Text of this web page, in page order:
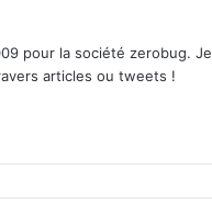
pour la société zerobug. Je
articles ou tweets !